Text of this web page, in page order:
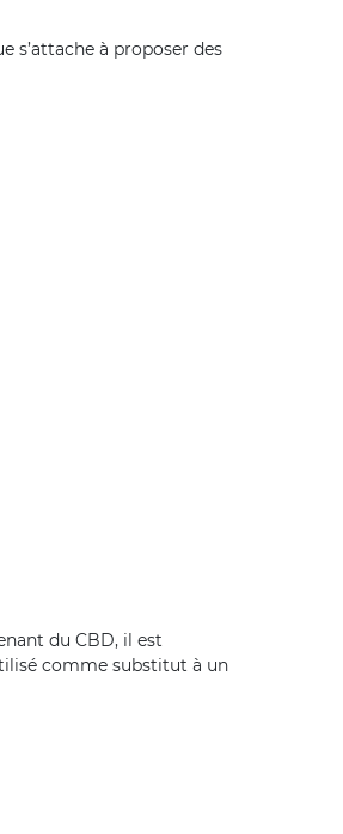
s’attache à proposer des
du CBD, il est
comme substitut à un